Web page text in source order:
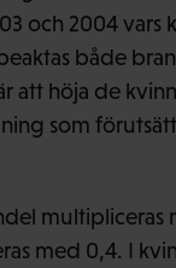
och 2004
både
att höja de
som
multipliceras
med 0,4. I